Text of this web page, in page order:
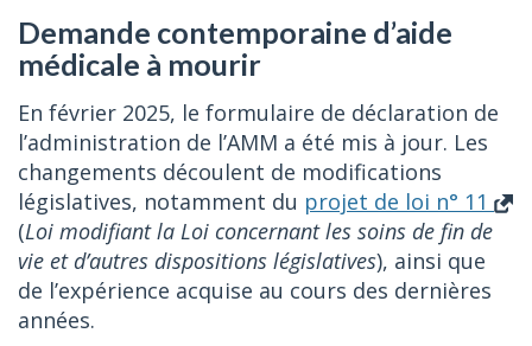
Demande contemporaine d’aide
médicale à mourir
En février 2025, le formulaire de déclaration de
l’administration de l’AMM a été mis à jour. Les
changements découlent de modifications
législatives, notamment du projet de loi n° 11
(Loi modifiant la Loi concernant les soins de fin de
vie et d’autres dispositions législatives), ainsi que
de l’expérience acquise au cours des dernières
années.